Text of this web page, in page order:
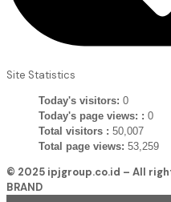
Site Statistics
Today's visitors: 0
Today's page views: : 0
Total visitors : 50,007
Total page views: 53,259
© 2025 ipjgroup.co.id – All
BRAND